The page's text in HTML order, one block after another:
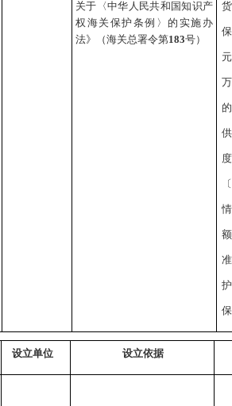
关于〈中华人民共和国知识产
权海关保护 条例〉 的实施办
法》（海关总署令第183号）
〔
保
设立单位 设立依据